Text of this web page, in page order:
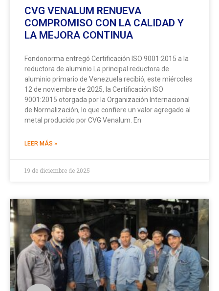
CVG VENALUM RENUEVA
COMPROMISO CON LA CALIDAD Y
LA MEJORA CONTINUA
Fondonorma entregó Certificación ISO 9001:2015 a la
reductora de aluminio La principal reductora de
aluminio primario de Venezuela recibió, este miércoles
12 de noviembre de 2025, la Certificación ISO
9001:2015 otorgada por la Organización Internacional
de Normalización, lo que confiere un valor agregado al
metal producido por CVG Venalum. En
LEER MÁS »
19 de diciembre de 2025